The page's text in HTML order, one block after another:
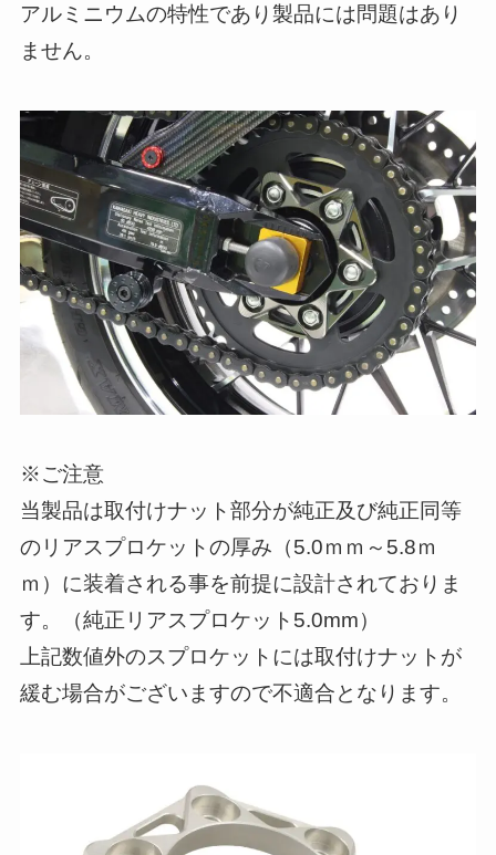
アルミニウムの特性であり製品には問題はあり
ません。
※ご注意
当製品は取付けナット部分が純正及び純正同等
のリアスプロケットの厚み（5.0ｍｍ～5.8ｍ
ｍ）に装着される事を前提に設計されておりま
す。（純正リアスプロケット5.0mm）
上記数値外のスプロケットには取付けナットが
緩む場合がございますので不適合となります。